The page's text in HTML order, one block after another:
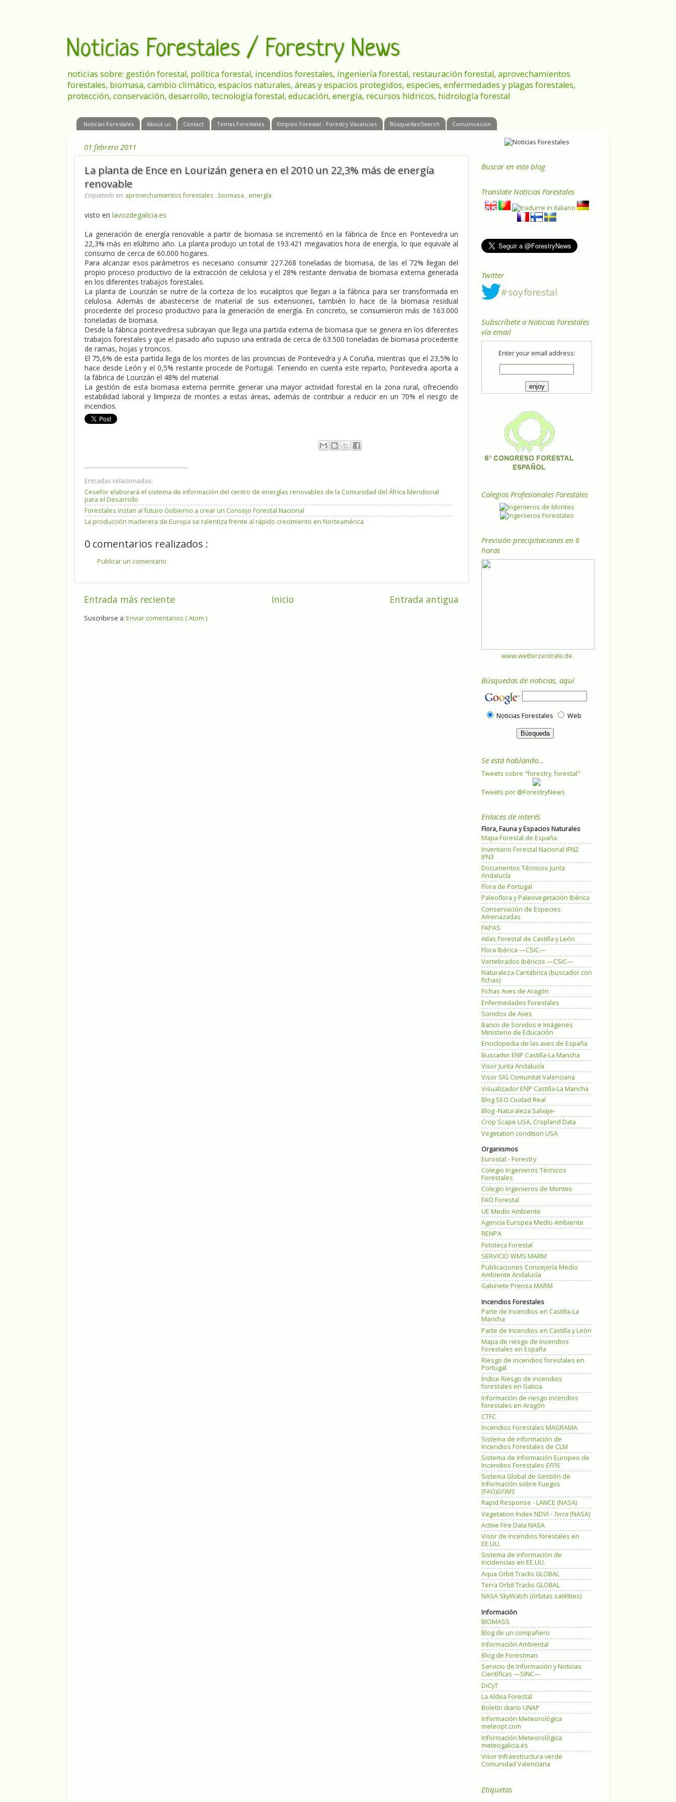
Noticias Forestales / Forestry News
noticias sobre: gestión forestal, política forestal, incendios forestales, ingeniería forestal, restauración forestal, aprovechamientos
forestales, biomasa, cambio climático, espacios naturales, áreas y espacios protegidos, especies, enfermedades y plagas forestales,
protección, conservación, desarrollo, tecnología forestal, educación, energía, recursos hídricos, hidrología forestal
Noticias Forestales About us Contact Temas Forestales Empleo Forestal - Forestry Vacancies Búsquedas/Search Comunicación
01 febrero 2011
La planta de Ence en Lourizán genera en el 2010 un 22,3% más de energía
renovable
Etiquetado en: aprovechamientos forestales , biomasa , energía
visto en lavozdegalicia.es
La generación de energía renovable a partir de biomasa se incrementó en la fábrica de Ence en Pontevedra un
22,3% más en elúltimo año. La planta produjo un total de 193.421 megavatios hora de energía, lo que equivale al
consumo de cerca de 60.000 hogares.
Para alcanzar esos parámetros es necesario consumir 227.268 toneladas de biomasa, de las el 72% llegan del
propio proceso productivo de la extracción de celulosa y el 28% restante derivaba de biomasa externa generada
en los diferentes trabajos forestales.
La planta de Lourizán se nutre de la corteza de los eucaliptos que llegan a la fábrica para ser transformada en
celulosa. Además de abastecerse de material de sus extensiones, también lo hace de la biomasa residual
procedente del proceso productivo para la generación de energía. En concreto, se consumieron más de 163.000
toneladas de biomasa.
Desde la fábrica pontevedresa subrayan que llega una partida externa de biomasa que se genera en los diferentes
trabajos forestales y que el pasado año supuso una entrada de cerca de 63.500 toneladas de biomasa procedente
de ramas, hojas y troncos.
El 75,6% de esta partida llega de los montes de las provincias de Pontevedra y A Coruña, mientras que el 23,5% lo
hace desde León y el 0,5% restante procede de Portugal. Teniendo en cuenta este reparto, Pontevedra aporta a
la fábrica de Lourizán el 48% del material.
La gestión de esta biomasa externa permite generar una mayor actividad forestal en la zona rural, ofreciendo
estabilidad laboral y limpieza de montes a estas áreas, además de contribuir a reducir en un 70% el riesgo de
incendios.
Entradas relacionadas:
Cesefor elaborará el sistema de información del centro de energías renovables de la Comunidad del África Meridional
para el Desarrollo
Forestales instan al futuro Gobierno a crear un Consejo Forestal Nacional
La producción maderera de Europa se ralentiza frente al rápido crecimiento en Norteamérica
0 comentarios realizados :
Publicar un comentario
Entrada más reciente Entrada antigua
Inicio
Suscribirse a: Enviar comentarios ( Atom )
Buscar en este blog
Translate Noticias Forestales
Twitter
Subscríbete a Noticias Forestales
vía email
Enter your email address:
Colegios Profesionales Forestales
Previsión precipitaciones en 6
horas
www.wetterzentrale.de
Búsquedas de noticias, aquí
Noticias Forestales Web
Se está hablando...
Tweets sobre "forestry, forestal"
Tweets por @ForestryNews
Enlaces de interés
Flora, Fauna y Espacios Naturales
Mapa Forestal de España
Inventario Forestal Nacional IFN2
IFN3
Documentos Técnicos Junta
Andalucía
Flora de Portugal
Paleoflora y Paleovegetación Ibérica
Conservación de Especies
Amenazadas
FAPAS
Atlas Forestal de Castilla y León
Flora Ibérica —CSIC—
Vertebrados Ibéricos —CSIC—
Naturaleza Cantábrica (buscador con
fichas)
Fichas Aves de Aragón
Enfermedades Forestales
Sonidos de Aves
Banco de Sonidos e Imágenes
Ministerio de Educación
Enciclopedia de las aves de España
Buscador ENP Castilla-La Mancha
Visor Junta Andalucía
Visor SIG Comunitat Valenciana
Visualizador ENP Castilla-La Mancha
Blog SEO Ciudad Real
Blog -Naturaleza Salvaje-
Crop Scape USA, Cropland Data
Vegetation condition USA
Organismos
Eurostat - Forestry
Colegio Ingenieros Técnicos
Forestales
Colegio Ingenieros de Montes
FAO Forestal
UE Medio Ambiente
Agencia Europea Medio Ambiente
RENPA
Fototeca Forestal
SERVICIO WMS MARM
Publicaciones Consejería Medio
Ambiente Andalucía
Gabinete Prensa MARM
Incendios Forestales
Parte de Incendios en Castilla-La
Mancha
Parte de Incendios en Castilla y León
Mapa de riesgo de Incendios
Forestales en España
Riesgo de incendios forestales en
Portugal
Índice Riesgo de incendios
forestales en Galicia
Información de riesgo incendios
forestales en Aragón
CTFC
Incendios Forestales MAGRAMA
Sistema de información de
Incendios Forestales de CLM
Sistema de Información Europeo de
Incendios Forestales EFFIS
Sistema Global de Gestión de
Información sobre Fuegos
(FAO)GFIMS
Rapid Response - LANCE (NASA)
Vegetation Index NDVI - Terra (NASA)
Active Fire Data NASA
Visor de incendios forestales en
EE.UU.
Sistema de información de
Incidencias en EE.UU.
Aqua Orbit Tracks GLOBAL
Terra Orbit Tracks GLOBAL
NASA SkyWatch (órbitas satélites)
Información
BIOMASS
Blog de un compañero
Información Ambiental
Blog de Forestman
Servicio de Información y Noticias
Científicas —SINC—
DiCyT
La Aldea Forestal
Boletín diario UNAP
Información Meteorológica
meteopt.com
Información Meteorológica
meteogalicia.es
Visor Infraestructura verde
Comunidad Valenciana
Etiquetas